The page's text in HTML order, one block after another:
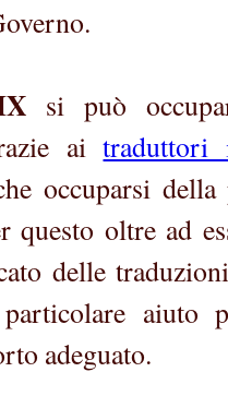
si può
aitraduttori
occuparsi
questo oltre ad
delle
aiuto
adeguato.